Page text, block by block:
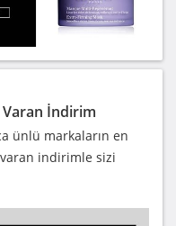
Varan İndirim
ünlü markaların en
indirimle sizi